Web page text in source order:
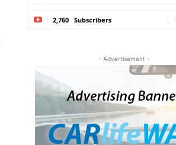
2,760 Subscribers
- Advertisement -